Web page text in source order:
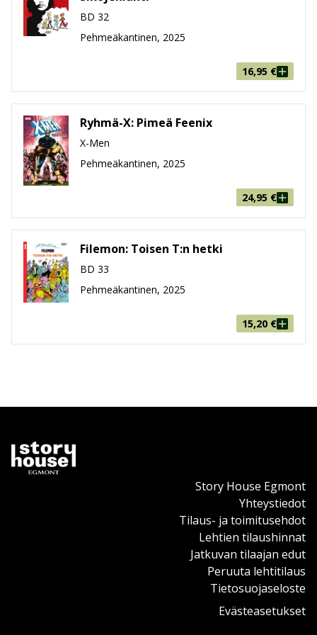
BD 32
Pehmeäkantinen, 2025
16,95 €
Ryhmä-X: Pimeä Feenix
X-Men
Pehmeäkantinen, 2025
24,95 €
Filemon: Toisen T:n hetki
BD 33
Pehmeäkantinen, 2025
15,20 €
Story House Egmont
Yhteystiedot
Tilaus- ja toimitusehdot
Lehtien tilaushinnat
Jatkuvan tilaajan edut
Peruuta lehtitilaus
Tietosuojaseloste
Evästeasetukset